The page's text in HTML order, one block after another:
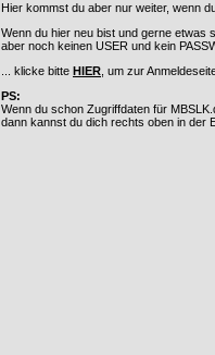
Hier kommst du aber nur weiter, wenn
Wenn du hier neu bist und gerne etwas
aber noch keinen USER und kein
... klicke bitte HIER , um zur
PS:
Wenn du schon Zugriffdaten für
dann kannst du dich rechts oben in der